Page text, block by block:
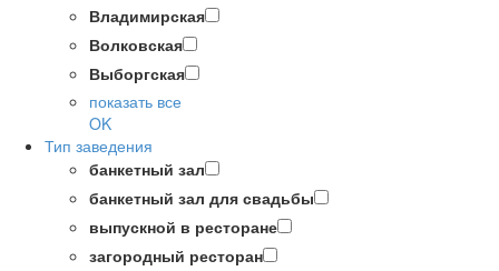
Владимирская
Волковская
Выборгская
показать все
OK
Тип заведения
банкетный зал
банкетный зал для свадьбы
выпускной в ресторане
загородный ресторан